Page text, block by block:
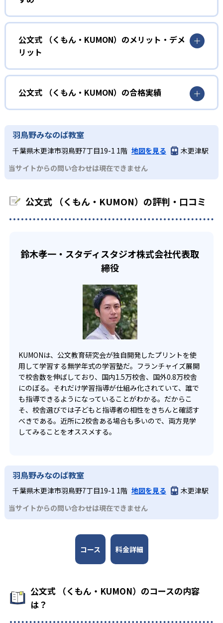
力に応じたレベルから学習を始めている。
確実に100点が取れるレベルから少しずつ難易度を上げてい
しさを経験できる。
ルステップで進んでいけるよう工夫されている。このスタ
イルは子どもの学習意欲をかき立てるため、教えてもらう
という受け身の姿勢ではなく、自ら進んで学ぶ姿勢を身に
つけられるだろう。
また、自学学習スタイルで学ぶ子どもたちは、自らの学習
課題に気がつくようになる。学年を超えた範囲も学習でき
03 フレキシブルな受講スタイル
KUMONでは、教室が開いている時間内であれば、何曜日に
い中高生にも通室しやすい。また、教室によっては自宅か
幼児
小学校に入る準備をしたい幼児向け
KUMONでは細かいステップに分かれた教材で、わかる楽し
さを経験しながら無理なく力を高めていける。
性格や学習への取り組み姿勢に合わせて内容も調整するた
め、小学校に入ってもつまずきにくい学力を身につけられ
るだろう。
中学に向けて苦手教科を克服したい子ども向け
KUMONでは経験豊富な先生が、子どものやる気を引き出せ
る。苦手な科目でも自分で解けた達成感を味わうことで、
少しずつ苦手意識を克服できるだろう。
中学生・高校生
部活や習い事と両立したい生徒向け
宿題の量や進め方に関しては、いつでも気軽に相談可能
公文式 （くもん・KUMON）のメリット・デメ
リット
どんなメリットがある？
KUMONでは自学自習スタイルで勉強するため、集中力や目
標に向かって頑張りやり抜く力を育むことができる。ま
た、年齢や学年にとらわれずに自分の学力に相応したレベ
ルから学習できるため、難しすぎてやる気を損ねたり、簡
単すぎて退屈することもない。
どんなデメリットがある？
KUMONでは、中高生のクラスでも数学・英語・国語の3教
科に限られるため、その他の教科に関しては他塾を検討す
公文式 （くもん・KUMON）の合格実績
KUMONは、公式サイトでは合格実績は公開していない。志
わせたい。
羽鳥野みなのば教室
千葉県木更津市羽鳥野7丁目19-1 1階 地図を見る
木更津駅
当サイトからの問い合わせは現在できません
公文式 （くもん・KUMON）の評判・口コミ
鈴木孝一・スタディスタジオ株式会社代表取
締役
KUMONは、公文教育研究会が独自開発したプリントを使
用して学習する無学年式の学習塾だ。フランチャイズ展開
で校舎数を伸ばしており、国内1.5万校舎、国外0.8万校舎
にのぼる。それだけ学習指導が仕組み化されていて、誰で
も指導できるようになっていることがわかる。だからこ
そ、校舎選びでは子どもと指導者の相性をきちんと確認す
べきである。近所に2校舎ある場合も多いので、両方見学
してみることをオススメする。
羽鳥野みなのば教室
千葉県木更津市羽鳥野7丁目19-1 1階 地図を見る
木更津駅
当サイトからの問い合わせは現在できません
コース 料金詳細
公文式 （くもん・KUMON）のコースの内容
は？